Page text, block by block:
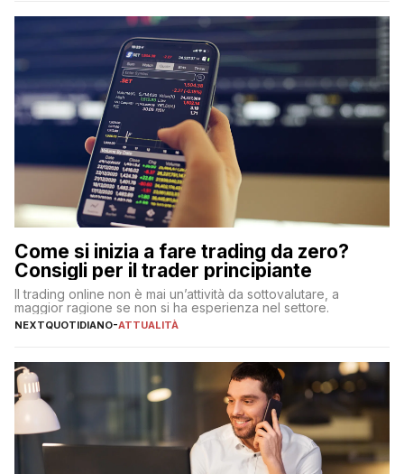
Come si inizia a fare trading da zero?
Consigli per il trader principiante
Il trading online non è mai un’attività da sottovalutare, a
maggior ragione se non si ha esperienza nel settore.
NEXTQUOTIDIANO-ATTUALITÀ